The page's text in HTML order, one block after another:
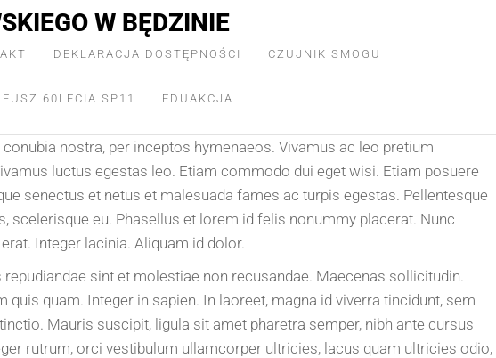
W BĘDZINIE
DEKLARACJA DOSTĘPNOŚCI CZUJNIK SMOGU
60LECIA SP11 EDUAKCJA
nostra, per inceptos hymenaeos. Vivamus ac leo pretium
luctus egestas leo. Etiam commodo dui eget wisi. Etiam posuere
senectus et netus et malesuada fames ac turpis egestas. Pellentesque
scelerisque eu. Phasellus et lorem id felis nonummy placerat. Nunc
Integer lacinia. Aliquam id dolor.
sint et molestiae non recusandae. Maecenas sollicitudin.
quam. Integer in sapien. In laoreet, magna id viverra tincidunt, sem
Mauris suscipit, ligula sit amet pharetra semper, nibh ante cursus
rutrum, orci vestibulum ullamcorper ultricies, lacus quam ultricies odio,